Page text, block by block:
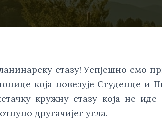
стазу! Успјешно смо
која повезује Студенце и
кружну стазу која не иде
другачијег угла.